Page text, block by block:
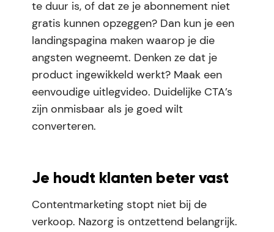
te duur is, of dat ze je abonnement niet
gratis kunnen opzeggen? Dan kun je een
landingspagina maken waarop je die
angsten wegneemt. Denken ze dat je
product ingewikkeld werkt? Maak een
eenvoudige uitlegvideo. Duidelijke CTA’s
zijn onmisbaar als je goed wilt
converteren.
Je houdt klanten beter vast
Contentmarketing stopt niet bij de
verkoop. Nazorg is ontzettend belangrijk.